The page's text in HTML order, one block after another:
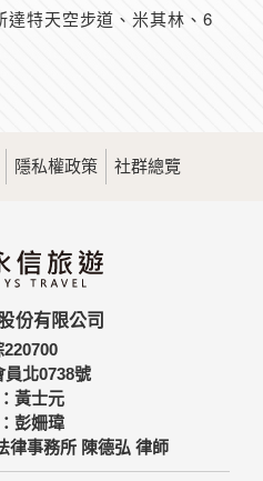
達特天空步道、米其林、6
隱私權政策 社群總覽
份有限公司
220700
員北0738號
黃士元
彭姍瑋
律事務所 陳德弘 律師